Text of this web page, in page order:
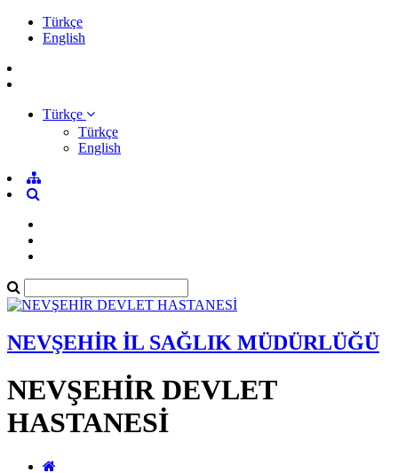
Türkçe
English
Türkçe
Türkçe
English
NEVŞEHİR İL SAĞLIK MÜDÜRLÜĞÜ
NEVŞEHİR DEVLET
HASTANESİ